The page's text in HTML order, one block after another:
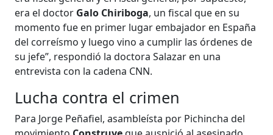
era el doctor Galo Chiriboga, un fiscal que en su
momento fue en primer lugar embajador en España
del correísmo y luego vino a cumplir las órdenes de
su jefe”, respondió la doctora Salazar en una
entrevista con la cadena CNN.
Lucha contra el crimen
Para Jorge Peñafiel, asambleísta por Pichincha del